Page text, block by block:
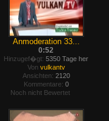
Anmoderation 33...
0:52
Hinzugef�gt: 5350 Tage her
Von vulkantv
Ansichten: 2120
Kommentare: 0
Noch nicht Bewertet